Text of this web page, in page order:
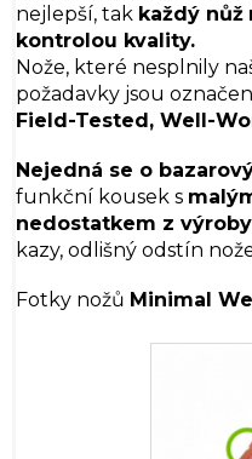
nejlepší, tak každý nůž
kontrolou kvality.
Nože, které nesplnily
požadavky jsou
Field-Tested, Well-
Nejedná se o
funkční kousek s
nedostatkem z výroby
kazy, odlišný odstín
Fotky nožů Minimal